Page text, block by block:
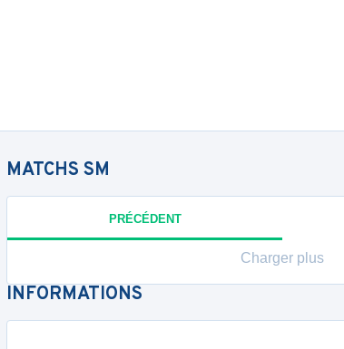
MATCHS SM
PRÉCÉDENT
Charger plus
INFORMATIONS